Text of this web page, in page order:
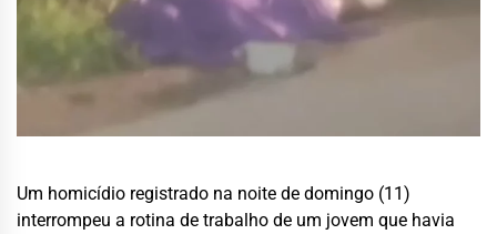
Um homicídio registrado na noite de domingo (11)
interrompeu a rotina de trabalho de um jovem que havia